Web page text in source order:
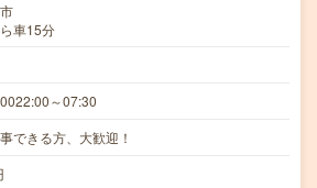
車15分
～07:30
できる方、大歓迎！